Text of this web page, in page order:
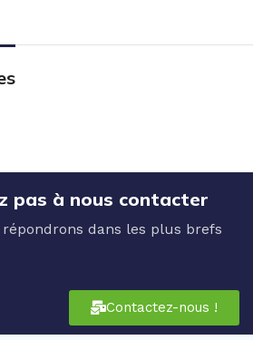
pas à nous contacter
répondrons dans les plus brefs
Contactez-nous !